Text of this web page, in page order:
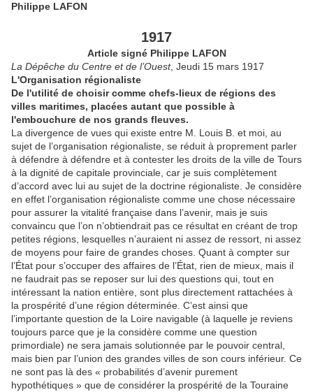
Philippe LAFON
1917
Article signé Philippe LAFON
La Dépêche du Centre et de l’Ouest, Jeudi 15 mars 1917
L'Organisation régionaliste
De l'utilité de choisir comme chefs-lieux de régions des
villes maritimes, placées autant que possible à
l'embouchure de nos grands fleuves.
La divergence de vues qui existe entre M. Louis B. et moi, au
sujet de l’organisation régionaliste, se réduit à proprement parler
à défendre à défendre et à contester les droits de la ville de Tours
à la dignité de capitale provinciale, car je suis complètement
d’accord avec lui au sujet de la doctrine régionaliste. Je considère
en effet l’organisation régionaliste comme une chose nécessaire
pour assurer la vitalité française dans l’avenir, mais je suis
convaincu que l’on n’obtiendrait pas ce résultat en créant de trop
petites régions, lesquelles n’auraient ni assez de ressort, ni assez
de moyens pour faire de grandes choses. Quant à compter sur
l’État pour s’occuper des affaires de l’État, rien de mieux, mais il
ne faudrait pas se reposer sur lui des questions qui, tout en
intéressant la nation entière, sont plus directement rattachées à
la prospérité d’une région déterminée. C’est ainsi que
l’importante question de la Loire navigable (à laquelle je reviens
toujours parce que je la considère comme une question
primordiale) ne sera jamais solutionnée par le pouvoir central,
mais bien par l’union des grandes villes de son cours inférieur. Ce
ne sont pas là des « probabilités d’avenir purement
hypothétiques » que de considérer la prospérité de la Touraine